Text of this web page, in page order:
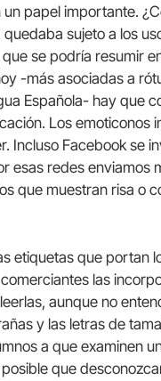
papel importante.
sujeto a los
se podría resumir
-más asociadas a
Española- hay que
Los emoticonos
Incluso Facebook se
esas redes enviamos
que muestran risa o
etiquetas que portan
las
aunque no
y las letras de
a que examinen
que